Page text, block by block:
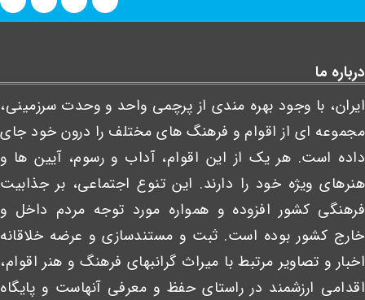
درباره ما
ایران، با وجود بهره مندی از پرچمی واحد و وحدت سرزمینی،
مجموعه ای از اقوام و فرهنگ های مختلف را درون خود جای
داده است. هر یک از این اقوام، آداب و رسوم، آیین ها و
هنرهای ویژه خود را دارند. این تنوع اجتماعی، بر جذابیت
فرهنگی کشور افزوده و همواره مورد توجه مردم داخل و
خارج کشور بوده است. ثبت و مستندسازی و عرضه خلاقانه
اخبار و تصاویر مرتبط با میراث گرانبهای فرهنگ و هنر اقوام،
اقدامی ارزشمند در راستای حفظ و معرفی آنهاست و پایگاه